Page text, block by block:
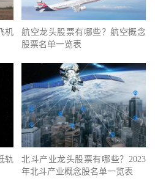
机
航空龙头股票有哪些？航空概念
股票名单一览表
轨
北斗产业龙头股票有哪些？2023
年北斗产业概念股名单一览表